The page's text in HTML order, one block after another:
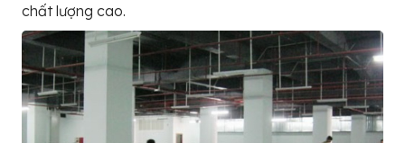
chất lượng cao.